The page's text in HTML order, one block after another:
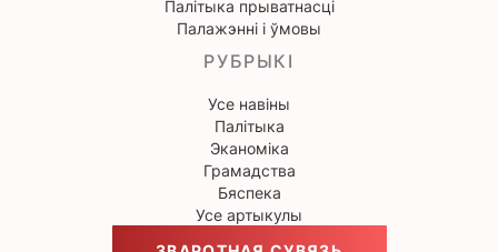
Палітыка прыватнасці
Палажэнні і ўмовы
РУБРЫКІ
Усе навіны
Палітыка
Эканоміка
Грамадства
Бяспека
Усе артыкулы